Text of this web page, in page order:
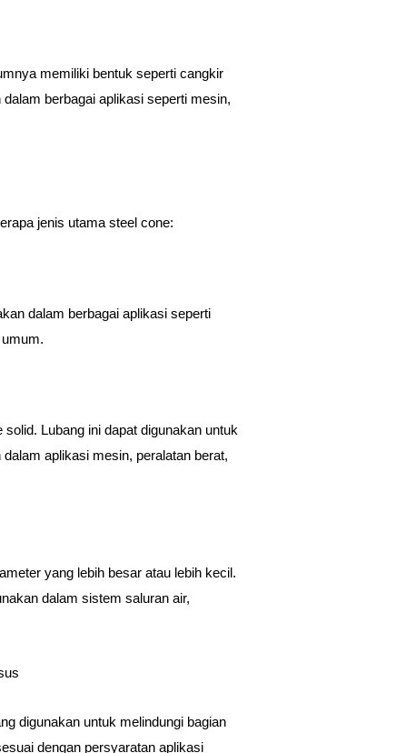
memiliki bentuk seperti cangkir
berbagai aplikasi seperti mesin,
jenis utama steel cone:
dalam berbagai aplikasi seperti
Lubang ini dapat digunakan untuk
aplikasi mesin, peralatan berat,
yang lebih besar atau lebih kecil.
dalam sistem saluran air,
digunakan untuk melindungi bagian
dengan persyaratan aplikasi